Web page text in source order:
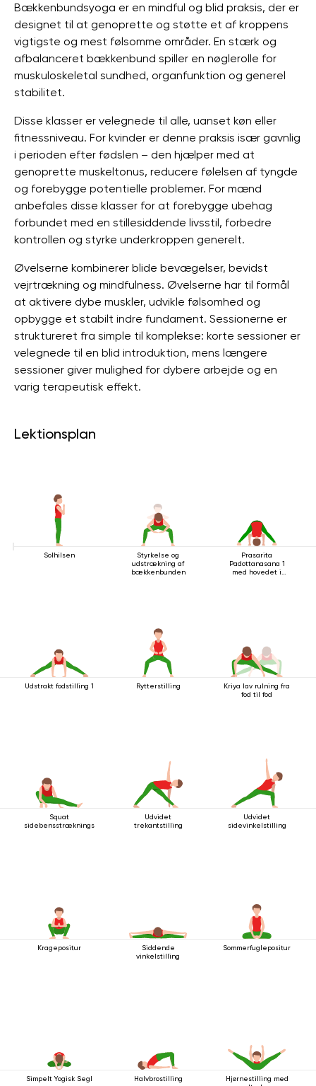
Bækkenbundsyoga er en mindful og blid praksis, der er
designet til at genoprette og støtte et af kroppens
vigtigste og mest følsomme områder. En stærk og
afbalanceret bækkenbund spiller en nøglerolle for
muskuloskeletal sundhed, organfunktion og generel
stabilitet.
Disse klasser er velegnede til alle, uanset køn eller
fitnessniveau. For kvinder er denne praksis især gavnlig
i perioden efter fødslen – den hjælper med at
genoprette muskeltonus, reducere følelsen af ​​tyngde
og forebygge potentielle problemer. For mænd
anbefales disse klasser for at forebygge ubehag
forbundet med en stillesiddende livsstil, forbedre
kontrollen og styrke underkroppen generelt.
Øvelserne kombinerer blide bevægelser, bevidst
vejrtrækning og mindfulness. Øvelserne har til formål
at aktivere dybe muskler, udvikle følsomhed og
opbygge et stabilt indre fundament. Sessionerne er
struktureret fra simple til komplekse: korte sessioner er
velegnede til en blid introduktion, mens længere
sessioner giver mulighed for dybere arbejde og en
varig terapeutisk effekt.
Lektionsplan
Solhilsen
Styrkelse og
udstrækning af
bækkenbunden
Prasarita
Padottanasana 1
med hovedet i
Udstrakt fodstilling 1 Rytterstilling
Kriya lav rulning fra
fod til fod
Squat
sidebensstrækningsstilling
Udvidet
trekantstilling
Udvidet
sidevinkelstilling
Kragepositur
Siddende
vinkelstilling
Sommerfuglepositur
Simpelt Yogisk Segl Halvbrostilling
Hjørnestilling med